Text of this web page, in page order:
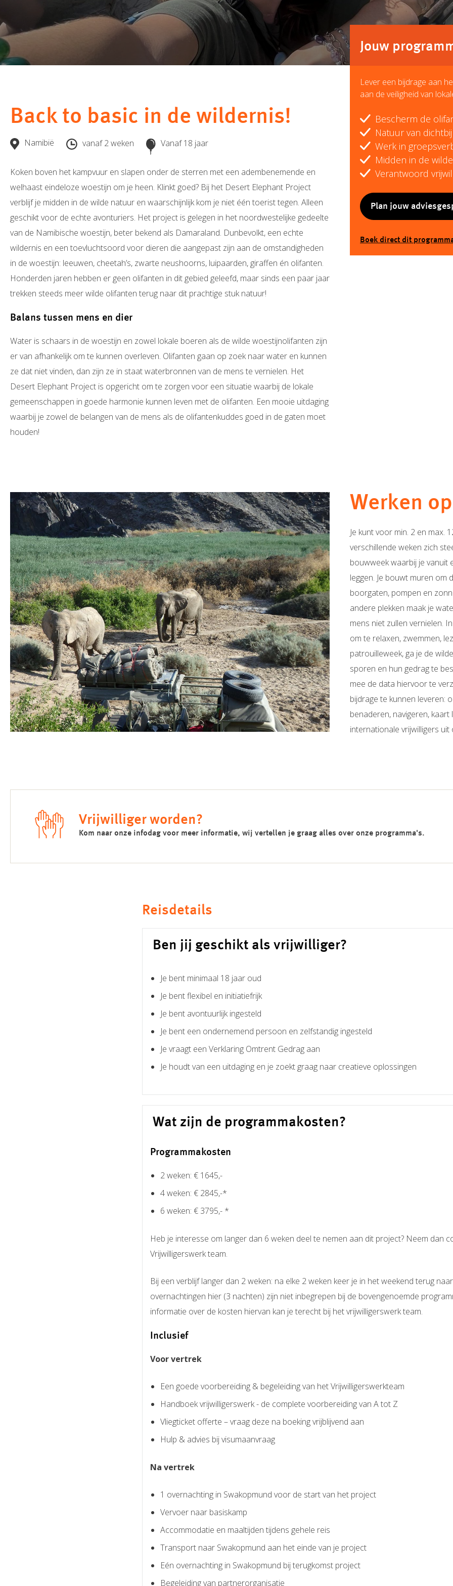
Back to basic in de wildernis!
Namibië vanaf 2 weken Vanaf 18 jaar
Koken boven het kampvuur en slapen onder de sterren met een adembenemende en
welhaast eindeloze woestijn om je heen. Klinkt goed? Bij het Desert Elephant Project
verblijf je midden in de wilde natuur en waarschijnlijk kom je niet één toerist tegen. Alleen
geschikt voor de echte avonturiers. Het project is gelegen in het noordwestelijke gedeelte
van de Namibische woestijn, beter bekend als Damaraland. Dunbevolkt, een echte
wildernis en een toevluchtsoord voor dieren die aangepast zijn aan de omstandigheden
in de woestijn: leeuwen, cheetah’s, zwarte neushoorns, luipaarden, giraffen én olifanten.
Honderden jaren hebben er geen olifanten in dit gebied geleefd, maar sinds een paar jaar
trekken steeds meer wilde olifanten terug naar dit prachtige stuk natuur!
Balans tussen mens en dier
Water is schaars in de woestijn en zowel lokale boeren als de wilde woestijnolifanten zijn
er van afhankelijk om te kunnen overleven. Olifanten gaan op zoek naar water en kunnen
ze dat niet vinden, dan zijn ze in staat waterbronnen van de mens te vernielen. Het
Desert Elephant Project is opgericht om te zorgen voor een situatie waarbij de lokale
gemeenschappen in goede harmonie kunnen leven met de olifanten. Een mooie uitdaging
waarbij je zowel de belangen van de mens als de olifantenkuddes goed in de gaten moet
houden!
Jouw
Lever een bijdrage aan
aan de veiligheid van
Bescherm de
Natuur van
Werk in
Midden in de
Verantwoord
Plan jouw
Boek direct dit
Werken
Je kunt voor min. 2 en max.
verschillende weken zich
bouwweek waarbij je vanuit
leggen. Je bouwt muren
boorgaten, pompen en
andere plekken maak je
mens niet zullen vernielen.
om te relaxen, zwemmen,
patrouilleweek, ga je de
sporen en hun gedrag te
mee de data hiervoor te
bijdrage te kunnen leveren:
benaderen, navigeren,
internationale vrijwilligers uit
Vrijwilliger worden?
Kom naar onze infodag voor meer informatie, wij vertellen je graag alles over onze programma's.
Reisdetails
Ben jij geschikt als vrijwilliger?
Je bent minimaal 18 jaar oud
Je bent flexibel en initiatiefrijk
Je bent avontuurlijk ingesteld
Je bent een ondernemend persoon en zelfstandig ingesteld
Je vraagt een Verklaring Omtrent Gedrag aan
Je houdt van een uitdaging en je zoekt graag naar creatieve oplossingen
Wat zijn de programmakosten?
Programmakosten
2 weken: € 1645,-
4 weken: € 2845,-*
6 weken: € 3795,- *
Heb je interesse om langer dan 6 weken deel te nemen aan dit project? Neem dan
Vrijwilligerswerk team.
Bij een verblijf langer dan 2 weken: na elke 2 weken keer je in het weekend terug
overnachtingen hier (3 nachten) zijn niet inbegrepen bij de bovengenoemde
informatie over de kosten hiervan kan je terecht bij het vrijwilligerswerk team.
Inclusief
Voor vertrek
Een goede voorbereiding & begeleiding van het Vrijwilligerswerkteam
Handboek vrijwilligerswerk - de complete voorbereiding van A tot Z
Vliegticket offerte – vraag deze na boeking vrijblijvend aan
Hulp & advies bij visumaanvraag
Na vertrek
1 overnachting in Swakopmund voor de start van het project
Vervoer naar basiskamp
Accommodatie en maaltijden tijdens gehele reis
Transport naar Swakopmund aan het einde van je project
Eén overnachting in Swakopmund bij terugkomst project
Begeleiding van partnerorganisatie